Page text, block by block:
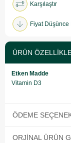
Karşılaştır
Fiyat Düşünce
ÜRÜN
Etken Madde
Vitamin D3
ÖDEME
ORJINAL ÜRÜN